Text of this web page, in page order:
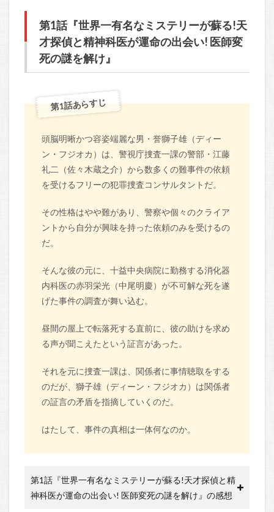
第1話『世界一有名なミステリーが蘇る!天
才探偵と精神科医が運命の出会い! 医師変
死の謎を解け』
第1話あらすじ
頭脳明晰かつ容姿端麗な男・誉獅子雄（ディー
ン・フジオカ）は、警視庁捜査一課の警部・江藤
礼二（佐々木蔵之介）から数多くの難事件の依頼
を受けるフリーの犯罪捜査コンサルタントだ。
その性格はやや難があり、警察や個々のクライア
ントから自分が興味を持った依頼のみを受けるの
だ。
そんな彼の元に、十益中央病院に勤務する消化器
内科医の赤羽栄光（中尾明慶）が不可解な死を遂
げた事件の調査が舞い込む。
昼間の屋上で転落死する直前に、彼の助けを求め
る声が聞こえたという証言があった。
それを元に捜査一課は、関係者に事情聴取をする
のだが、獅子雄（ディーン・フジオカ）は関係者
の証言の矛盾を指摘していくのだ。
はたして、事件の真相は一体何なのか。
第1話『世界一有名なミステリーが蘇る!天才探偵と精
神科医が運命の出会い! 医師変死の謎を解け』の感想